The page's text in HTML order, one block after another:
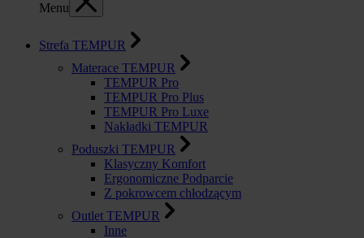
Menu
Strefa TEMPUR
Materace TEMPUR
TEMPUR Pro
TEMPUR Pro Plus
TEMPUR Pro Luxe
Nakładki TEMPUR
Poduszki TEMPUR
Klasyczny Komfort
Ergonomiczne Podparcie
Z pokrowcem chłodzącym
Outlet TEMPUR
Inne